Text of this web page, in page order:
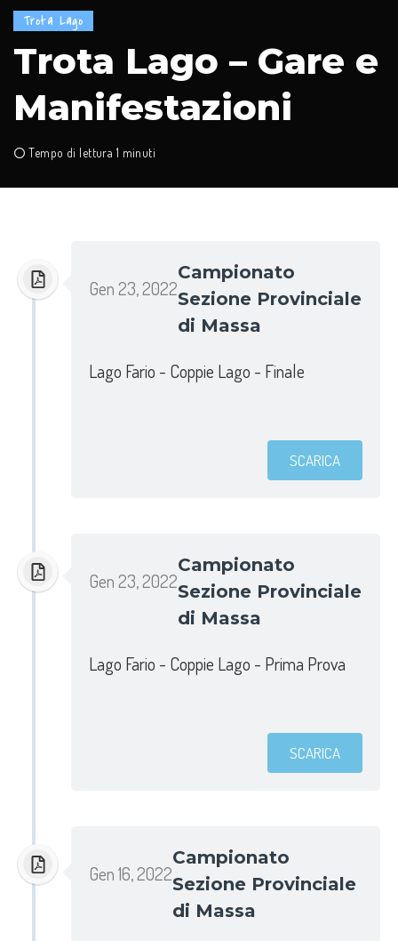
Trota Lago
Trota Lago – Gare e
Manifestazioni
Tempo di lettura 1 minuti
Gen 23, 2022
Campionato
Sezione Provinciale
di Massa
Lago Fario - Coppie Lago - Finale
SCARICA
Gen 23, 2022
Campionato
Sezione Provinciale
di Massa
Lago Fario - Coppie Lago - Prima Prova
SCARICA
Gen 16, 2022
Campionato
Sezione Provinciale
di Massa